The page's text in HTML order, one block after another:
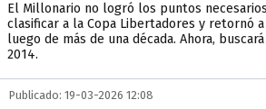
El Millonario no logró los puntos
clasificar a la Copa Libertadores y retornó a
luego de más de una década. Ahora,
2014.
Publicado: 19-03-2026 12:08